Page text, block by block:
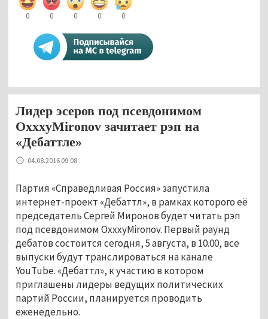
0 0 0 0 0
Лидер эсеров под псевдонимом
OxxxyMironov зачитает рэп на
«Дебаттле»
04.08.2016 09:08
Партия «Справедливая Россия» запустила
интернет-проект «Дебаттл», в рамках которого её
председатель Сергей Миронов будет читать рэп
под псевдонимом OxxxyMironov. Первый раунд
дебатов состоится сегодня, 5 августа, в 10.00, все
выпуски будут транслироваться на канале
YouTube. «Дебаттл», к участию в котором
приглашены лидеры ведущих политических
партий России, планируется проводить
еженедельно.